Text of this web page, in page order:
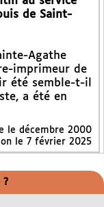
de Saint-
Agathe
imprimeur de
été semble-t-il
a été en
le décembre 2000
le 7 février 2025
?